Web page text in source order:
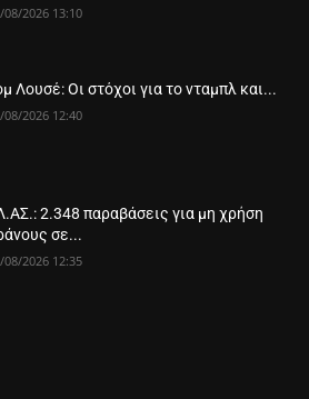
08/2026 13:10
Λουσέ: Οι στόχοι για το νταμπλ και...
08/2026 12:40
2.348 παραβάσεις για μη χρήση
σε...
08/2026 12:35